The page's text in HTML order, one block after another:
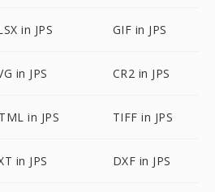
in JPS GIF in JPS
in JPS CR2 in JPS
in JPS TIFF in JPS
in JPS DXF in JPS